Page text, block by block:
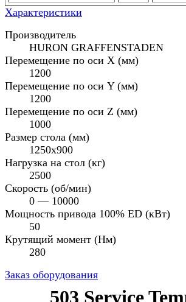
Характеристики
Производитель
HURON GRAFFENSTADEN
Перемещение по оси X (мм)
1200
Перемещение по оси Y (мм)
1200
Перемещение по оси Z (мм)
1000
Размер стола (мм)
1250х900
Нагрузка на стол (кг)
2500
Cкорость (об/мин)
0 — 10000
Мощность привода 100% ED (кВт)
50
Крутящий момент (Нм)
280
Заказ оборудования